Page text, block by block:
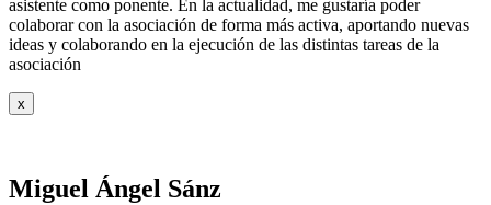
asistente como ponente. En la actualidad, me gustaría poder
colaborar con la asociación de forma más activa, aportando nuevas
ideas y colaborando en la ejecución de las distintas tareas de la
asociación
x
Miguel Ángel Sánz